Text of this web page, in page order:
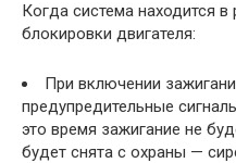
Когда система находится
блокировки двигателя:
При включении
предупредительные
это время зажигание не
будет снята с охраны —